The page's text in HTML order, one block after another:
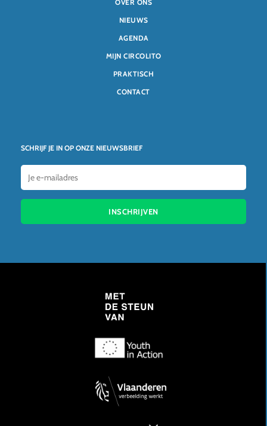
SCHRIJF JE IN OP ONZE NIEUWSBRIEF
INSCHRIJVEN
OVER ONS
NIEUWS
AGENDA
MIJN CIRCOLITO
PRAKTISCH
CONTACT